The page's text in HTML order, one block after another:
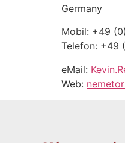
Germany
Mobil: +49
Telefon: +49
eMail:
Web: